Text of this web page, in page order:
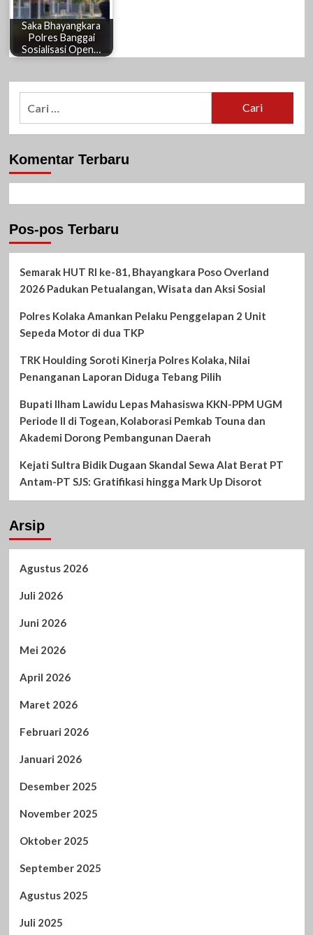
Saka Bhayangkara
Polres Banggai
Sosialisasi Open…
Komentar Terbaru
Pos-pos Terbaru
Semarak HUT RI ke-81, Bhayangkara Poso Overland
2026 Padukan Petualangan, Wisata dan Aksi Sosial
Polres Kolaka Amankan Pelaku Penggelapan 2 Unit
Sepeda Motor di dua TKP
TRK Houlding Soroti Kinerja Polres Kolaka, Nilai
Penanganan Laporan Diduga Tebang Pilih
Bupati Ilham Lawidu Lepas Mahasiswa KKN-PPM UGM
Periode II di Togean, Kolaborasi Pemkab Touna dan
Akademi Dorong Pembangunan Daerah
Kejati Sultra Bidik Dugaan Skandal Sewa Alat Berat PT
Antam-PT SJS: Gratifikasi hingga Mark Up Disorot
Arsip
Agustus 2026
Juli 2026
Juni 2026
Mei 2026
April 2026
Maret 2026
Februari 2026
Januari 2026
Desember 2025
November 2025
Oktober 2025
September 2025
Agustus 2025
Juli 2025